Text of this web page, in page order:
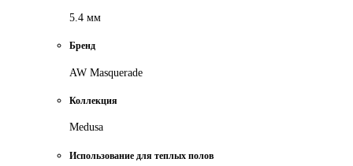
5.4 мм
Бренд
AW Masquerade
Коллекция
Medusa
Использование для теплых полов